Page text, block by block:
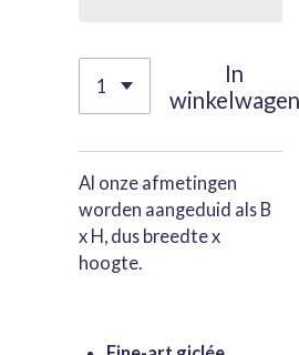
In
winkelwagen
Al onze afmetingen
worden aangeduid als B
x H, dus breedte x
hoogte.